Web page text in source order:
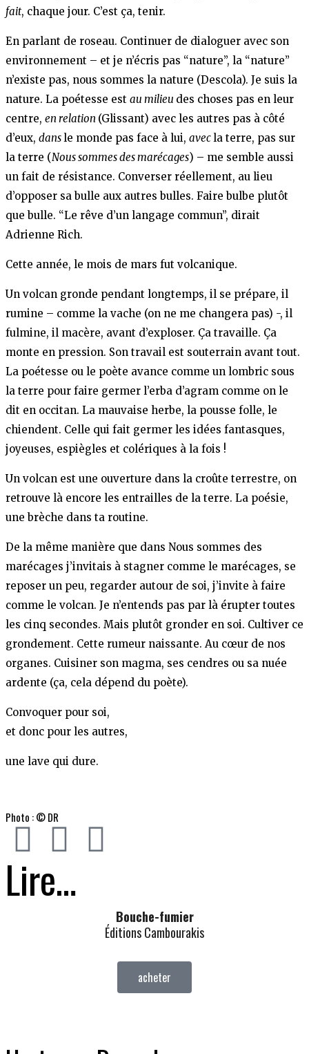
fait, chaque jour. C’est ça, tenir.
En parlant de roseau. Continuer de dialoguer avec son
environnement – et je n’écris pas “nature”, la “nature”
n’existe pas, nous sommes la nature (Descola). Je suis la
nature. La poétesse est au milieu des choses pas en leur
centre, en relation (Glissant) avec les autres pas à côté
d’eux, dansle monde pas face à lui, avecla terre, pas sur
la terre (Nous sommes des marécages) – me semble aussi
un fait de résistance. Converser réellement, au lieu
d’opposer sa bulle aux autres bulles. Faire bulbe plutôt
que bulle. “Le rêve d’un langage commun”, dirait
Adrienne Rich.
Cette année, le mois de mars fut volcanique.
Un volcan gronde pendant longtemps, il se prépare, il
rumine – comme la vache (on ne me changera pas) -, il
fulmine, il macère, avant d’exploser. Ça travaille. Ça
monte en pression. Son travail est souterrain avant tout.
La poétesse ou le poète avance comme un lombric sous
la terre pour faire germer l’erba d’agram comme on le
dit en occitan. La mauvaise herbe, la pousse folle, le
chiendent. Celle qui fait germer les idées fantasques,
joyeuses, espiègles et colériques à la fois !
Un volcan est une ouverture dans la croûte terrestre, on
retrouve là encore les entrailles de la terre. La poésie,
une brèche dans ta routine.
De la même manière que dans Nous sommes des
marécages j’invitais à stagner comme le marécages, se
reposer un peu, regarder autour de soi, j’invite à faire
comme le volcan. Je n’entends pas par là érupter toutes
les cinq secondes. Mais plutôt gronder en soi. Cultiver ce
grondement. Cette rumeur naissante. Au cœur de nos
organes. Cuisiner son magma, ses cendres ou sa nuée
ardente (ça, cela dépend du poète).
Convoquer pour soi,
et donc pour les autres,
une lave qui dure.
Photo : © DR
Lire…
Bouche-fumier
Éditions Cambourakis
acheter